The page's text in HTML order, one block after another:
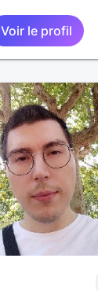
Voir le profil